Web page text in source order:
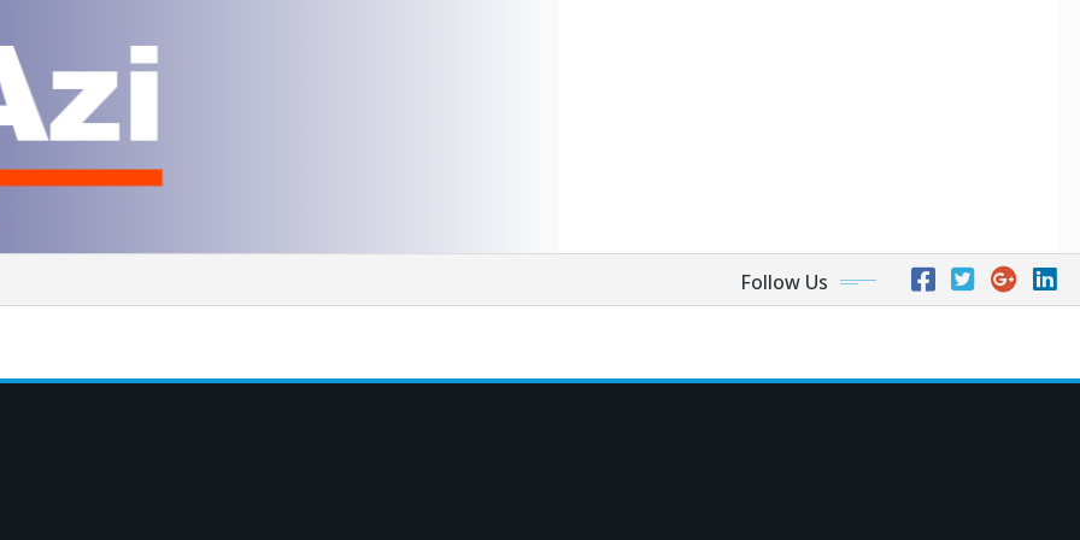
Follow Us